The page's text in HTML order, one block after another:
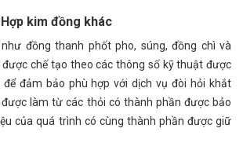
kim đồng khác
đồng thanh phốt pho, súng, đồng chì và
chế tạo theo các thông số kỹ thuật được
để đảm bảo phù hợp với dịch vụ đòi hỏi khắt
được làm từ các thỏi có thành phần được bảo
của quá trình có cùng thành phần được giữ